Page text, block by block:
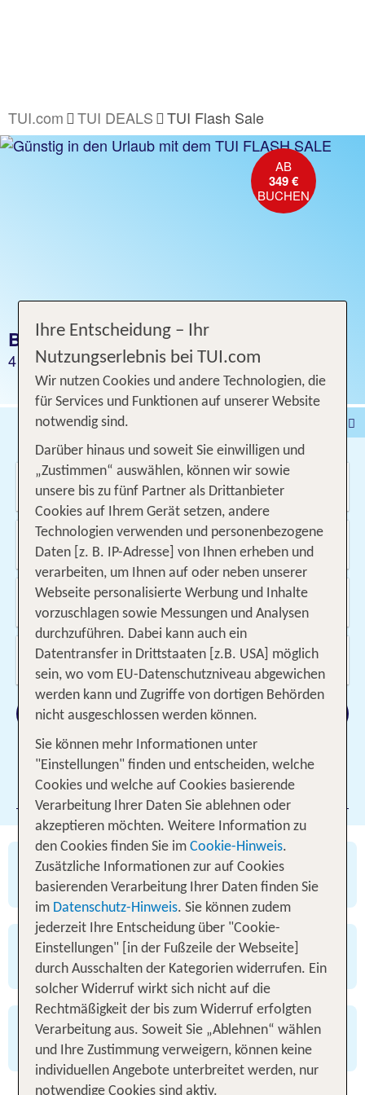
TUI.com TUI DEALS TUI Flash Sale
BALEAREN BESTSELLER
4 Nächte schon ab 349 € p. P.* buchen
AB
349 €
BUCHEN
Pauschalreise
DEALS
Flug Ferienhaus
Mietwagen
Kreuzfahrten
Rundreisen Ausflüge
Privattransfer
Zusatzleistungen
Wo soll es hin gehen?
Von wo?
Beliebig
Wann & wie lange?
10.08.2026 - 12.09.2026, 1 Woche
Wer reist mit?
2 Erwachsene
Suchen
Filter hinzufügen
✅ viele Angebote mit Flex Tarif buchbar
✅ 3 Tage kostenfrei stornieren
✅ TUI Bestpreisgarantie
✅ attraktives Preis-Leistungs-Verhältnis
✅ 24/7 Service
✅ bewährte TUI Qualität
Ihre Entscheidung – Ihr
Nutzungserlebnis bei TUI.com
Wir nutzen Cookies und andere Technologien, die
für Services und Funktionen auf unserer Website
notwendig sind.
Darüber hinaus und soweit Sie einwilligen und
„Zustimmen“ auswählen, können wir sowie
unsere bis zu fünf Partner als Drittanbieter
Cookies auf Ihrem Gerät setzen, andere
Technologien verwenden und personenbezogene
Daten [z. B. IP-Adresse] von Ihnen erheben und
verarbeiten, um Ihnen auf oder neben unserer
Webseite personalisierte Werbung und Inhalte
vorzuschlagen sowie Messungen und Analysen
durchzuführen. Dabei kann auch ein
Datentransfer in Drittstaaten [z.B. USA] möglich
sein, wo vom EU-Datenschutzniveau abgewichen
werden kann und Zugriffe von dortigen Behörden
nicht ausgeschlossen werden können.
Sie können mehr Informationen unter
"Einstellungen" finden und entscheiden, welche
Cookies und welche auf Cookies basierende
Verarbeitung Ihrer Daten Sie ablehnen oder
akzeptieren möchten. Weitere Information zu
den Cookies finden Sie im Cookie-Hinweis.
Zusätzliche Informationen zur auf Cookies
basierenden Verarbeitung Ihrer Daten finden Sie
im Datenschutz-Hinweis. Sie können zudem
jederzeit Ihre Entscheidung über "Cookie-
Einstellungen" [in der Fußzeile der Webseite]
durch Ausschalten der Kategorien widerrufen. Ein
solcher Widerruf wirkt sich nicht auf die
Rechtmäßigkeit der bis zum Widerruf erfolgten
Verarbeitung aus. Soweit Sie „Ablehnen“ wählen
und Ihre Zustimmung verweigern, können keine
individuellen Angebote unterbreitet werden, nur
notwendige Cookies sind aktiv.